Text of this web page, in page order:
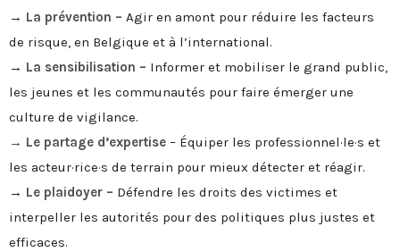
→ La prévention – Agir en amont pour réduire les facteurs
de risque, en Belgique et à l’international.
→ La sensibilisation – Informer et mobiliser le grand public,
les jeunes et les communautés pour faire émerger une
culture de vigilance.
→ Le partage d’expertise – Équiper les professionnel·le·s et
les acteur·rice·s de terrain pour mieux détecter et réagir.
→ Le plaidoyer – Défendre les droits des victimes et
interpeller les autorités pour des politiques plus justes et
efficaces.